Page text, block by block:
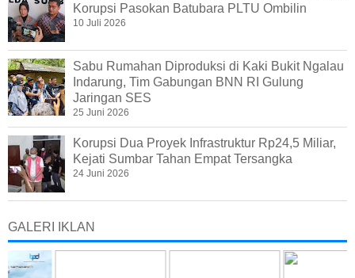
Korupsi Pasokan Batubara PLTU Ombilin
10 Juli 2026
Sabu Rumahan Diproduksi di Kaki Bukit Ngalau
Indarung, Tim Gabungan BNN RI Gulung
Jaringan SES
25 Juni 2026
Korupsi Dua Proyek Infrastruktur Rp24,5 Miliar,
Kejati Sumbar Tahan Empat Tersangka
24 Juni 2026
GALERI IKLAN